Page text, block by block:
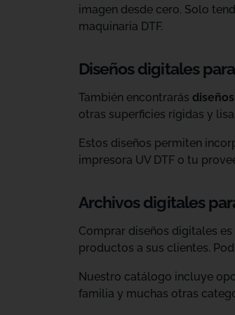
imagen desde cero. Solo
maquinaria DTF.
Diseños digitales
También encontrarás
otras superficies rígidas y
Estos diseños permiten
impresora UV DTF o tu
Archivos digitales
Comprar diseños digitales
productos a sus clientes.
Nuestro catálogo incluye
familia y muchas otras